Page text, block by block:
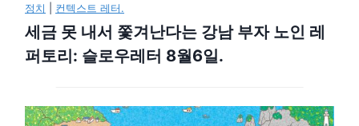
정치 컨텍스트 레터.
세금 못 내서 쫓겨난다는 강남 부자 노인 레
퍼토리: 슬로우레터 8월6일.